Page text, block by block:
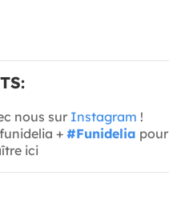
nous sur Instagram !
+ #Funidelia pour
ici